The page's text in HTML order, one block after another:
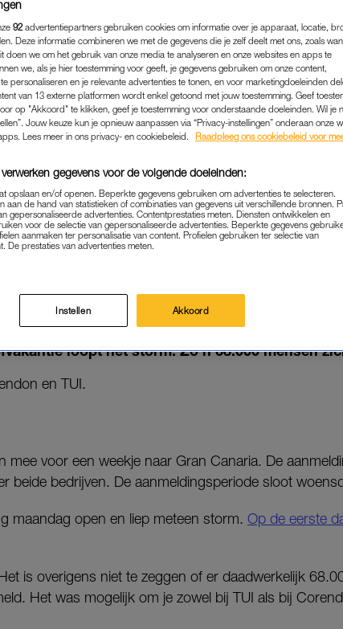
GRAN CANARIA
MELDEN
NIEUWS|LINDA.
mei gaan 180 mensen naar Gran Canaria.
loopt het storm. Zo’n 68.000 mensen
en TUI.
mee voor een weekje naar Gran Canaria. De
beide bedrijven. De aanmeldingsperiode sloot
maandag open en liep meteen storm. Op de eerste
is overigens niet te zeggen of er daadwerkelijk
Het was mogelijk om je zowel bij TUI als bij
92 advertentiepartners gebruiken cookies om informatie over je apparaat, locatie,
Deze informatie combineren we met de gegevens die je zelf deelt met ons, zoals
doen we om het gebruik van onze media te analyseren en onze websites en apps te
we, als je hier toestemming voor geeft, je gegevens gebruiken om onze content,
personaliseren en je relevante advertenties te tonen, en voor marketingdoeleinden
van 13 externe platformen wordt enkel getoond met jouw toestemming. Geef
op "Akkoord" te klikken, geef je toestemming voor onderstaande doeleinden. Wil je
Jouw keuze kun je opnieuw aanpassen via “Privacy-instellingen” onderaan onze
Lees meer in ons privacy- en cookiebeleid.
Raadpleeg ons cookiebeleid voor
gegevens voor de volgende doeleinden:
opslaan en/of openen. Beperkte gegevens gebruiken om advertenties te selecteren.
aan de hand van statistieken of combinaties van gegevens uit verschillende bronnen.
gepersonaliseerde advertenties. Contentprestaties meten. Diensten ontwikkelen en
voor de selectie van gepersonaliseerde advertenties. Beperkte gegevens
aanmaken ter personalisatie van content. Profielen gebruiken ter selectie van
De prestaties van advertenties meten.
Instellen Akkoord